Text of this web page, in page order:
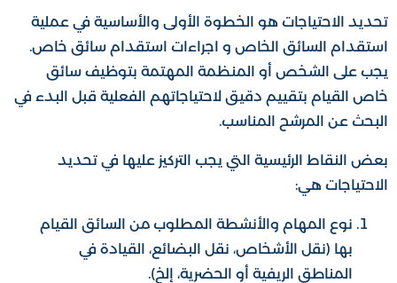
تحديد الاحتياجات هو الخطوة الأولى والأساسية في عملية
استقدام السائق الخاص و اجراءات استقدام سائق خاص.
يجب على الشخص أو المنظمة المهتمة بتوظيف سائق
خاص القيام بتقييم دقيق لاحتياجاتهم الفعلية قبل البدء في
البحث عن المرشح المناسب.
بعض النقاط الرئيسية التي يجب التركيز عليها في تحديد
الاحتياجات هي:
نوع المهام والأنشطة المطلوب من السائق القيام
بها (نقل الأشخاص، نقل البضائع، القيادة في
المناطق الريفية أو الحضرية، إلخ).